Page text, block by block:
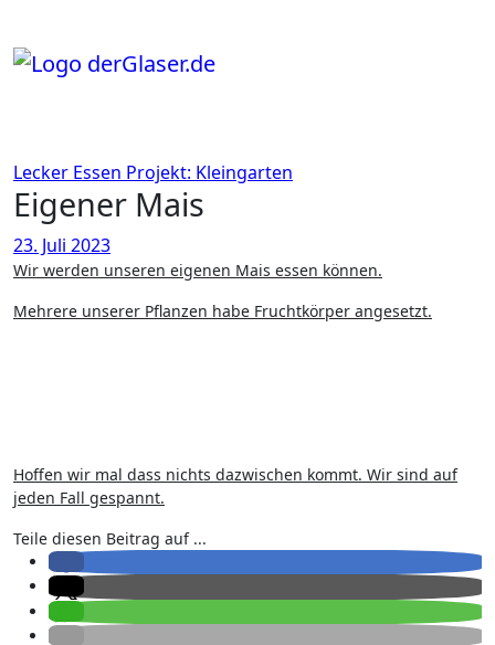
springen
Lecker Essen Projekt: Kleingarten
Eigener Mais
23. Juli 2023
Wir werden unseren eigenen Mais essen können.
Mehrere unserer Pflanzen habe Fruchtkörper angesetzt.
Hoffen wir mal dass nichts dazwischen kommt. Wir sind auf
jeden Fall gespannt.
Teile diesen Beitrag auf ...